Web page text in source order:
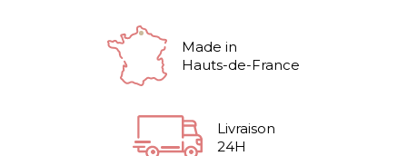
Made in
Hauts-de-France
Livraison
24H